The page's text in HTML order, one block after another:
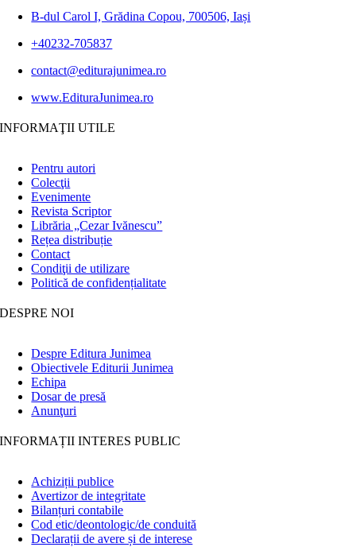
B-dul Carol I, Grădina Copou, 700506, Iași
+40232-705837
contact@editurajunimea.ro
www.EdituraJunimea.ro
INFORMAŢII UTILE
Pentru autori
Colecţii
Evenimente
Revista Scriptor
Librăria „Cezar Ivănescu”
Rețea distribuție
Contact
Condiţii de utilizare
Politică de confidențialitate
DESPRE NOI
Despre Editura Junimea
Obiectivele Editurii Junimea
Echipa
Dosar de presă
Anunţuri
INFORMAȚII INTERES PUBLIC
Achiziții publice
Avertizor de integritate
Bilanțuri contabile
Cod etic/deontologic/de conduită
Declarații de avere și de interese